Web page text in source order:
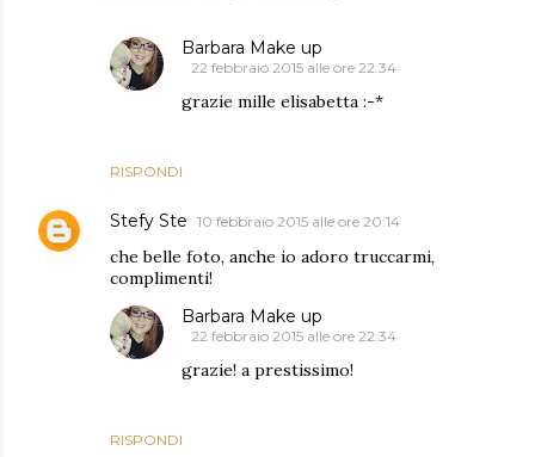
RISPONDI
Barbara Make up
22 febbraio 2015 alle ore 22:34
grazie mille elisabetta :-*
Stefy Ste 10 febbraio 2015 alle ore 20:14
che belle foto, anche io adoro truccarmi,
complimenti!
RISPONDI
Barbara Make up
22 febbraio 2015 alle ore 22:34
grazie! a prestissimo!